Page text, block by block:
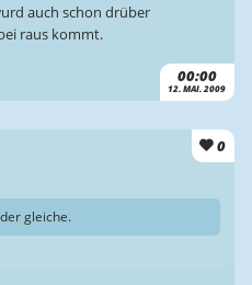
00:00
12. MAI. 2009
auch schon drüber
raus kommt.
0
gleiche.